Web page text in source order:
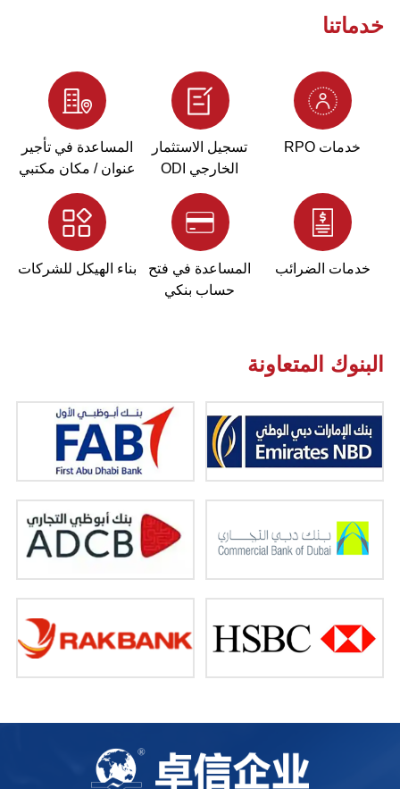
خدماتنا
المساعدة في تأجير
عنوان / مكان مكتبي
تسجيل الاستثمار
الخارجي ODI
خدمات RPO
بناء الهيكل للشركات
المساعدة في فتح
حساب بنكي
خدمات الضرائب
البنوك المتعاونة